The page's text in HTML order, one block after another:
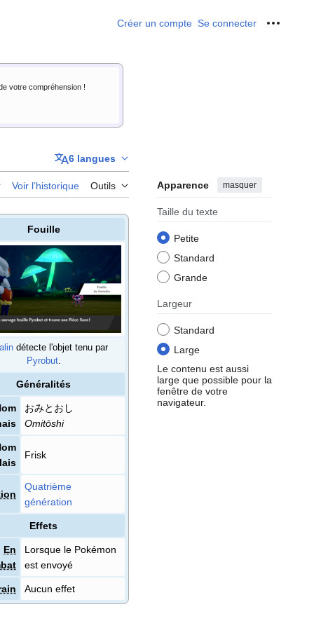
Créer un compte Se connecter Outils
votre compréhension !
6 langues
Voir l’historique Outils Apparence masquer
Taille du texte
Petite
Standard
Grande
Largeur
Standard
Large
Le contenu est aussi
large que possible pour la
fenêtre de votre
navigateur.
Fouille
détecte l'objet tenu par
Pyrobut.
Généralités
おみとおし
Omitōshi
Frisk
Quatrième
génération
Effets
En
Lorsque le Pokémon
est envoyé
Aucun effet